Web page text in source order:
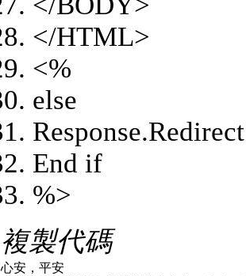
</HTML>
<%
else
End if
%>
複製代碼
心安，平安